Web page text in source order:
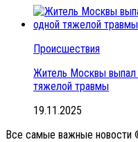
Происшествия
Житель Москвы выпал
тяжелой травмы
19.11.2025
Все самые важные новости